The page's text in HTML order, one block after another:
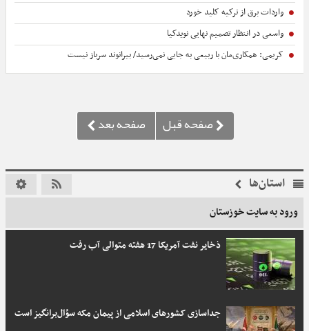
واردات برق از ترکیه کلید خورد
واسعی در انتظار تصمیم نهایی نویدکیا
کریمی: همکاری‌مان با ربیعی به جایی نمی‌رسید/ بیرانوند سرباز نیست
استان‌ها
ورود به سایت خوزستان
ذخایر نفت آمریکا 17 هفته متوالی آب رفت
جداسازی کشورهای اسلامی از پیمان مکه سؤال‌برانگیز است